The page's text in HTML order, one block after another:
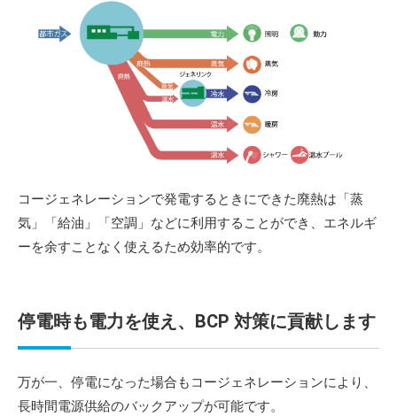
コージェネレーションで発電するときにできた廃熱は「蒸
気」「給油」「空調」などに利用することができ、エネルギ
ーを余すことなく使えるため効率的です。
停電時も電力を使え、BCP 対策に貢献します
万が一、停電になった場合もコージェネレーションにより、
長時間電源供給のバックアップが可能です。